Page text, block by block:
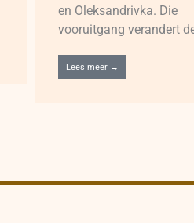
en Oleksandrivka. Die
vooruitgang verandert
Lees meer →